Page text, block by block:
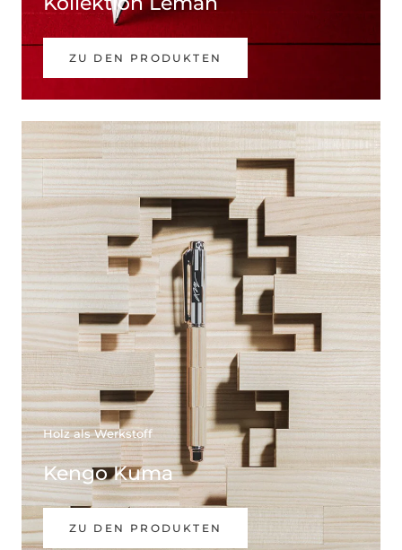
ZU DEN PRODUKTEN
Holz als Werkstoff
Kengo Kuma
ZU DEN PRODUKTEN